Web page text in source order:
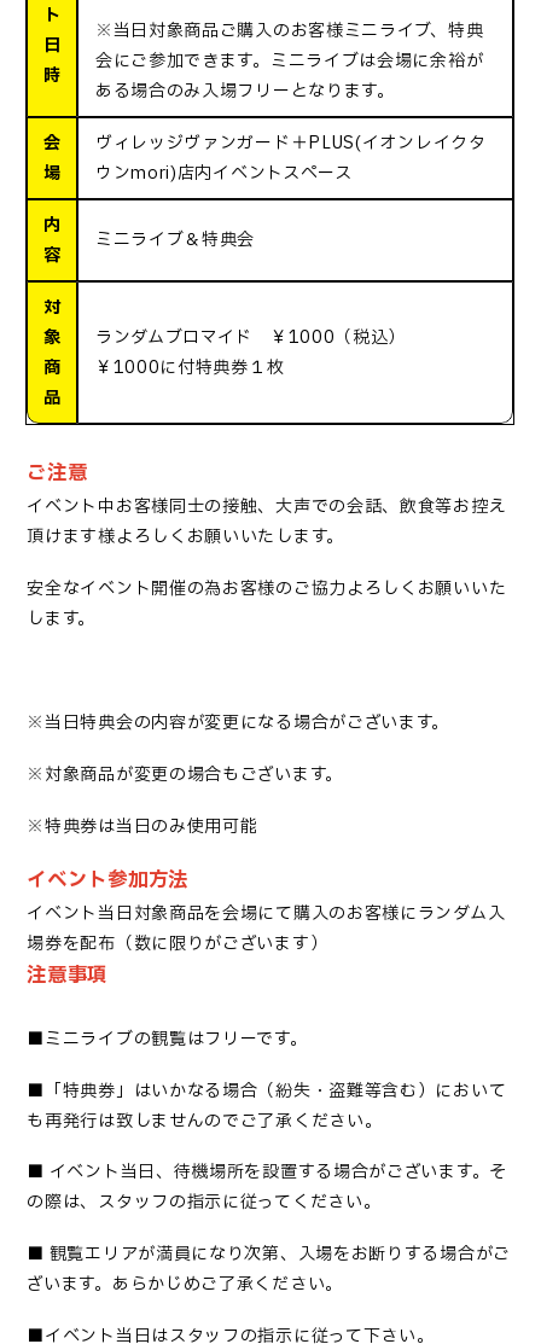
ト
日
時
※当日対象商品ご購入のお客様ミニライブ、特典
会にご参加できます。ミニライブは会場に余裕が
ある場合のみ入場フリーとなります。
会
場
ヴィレッジヴァンガード＋PLUS(イオンレイクタ
ウンmori)店内イベントスペース
内
容
ミニライブ＆特典会
対
象
商
品
ランダムブロマイド ￥1000（税込）
￥1000に付特典券１枚
ご注意
イベント中お客様同士の接触、大声での会話、飲食等お控え
頂けます様よろしくお願いいたします。
安全なイベント開催の為お客様のご協力よろしくお願いいた
します。
※当日特典会の内容が変更になる場合がございます。
※対象商品が変更の場合もございます。
※特典券は当日のみ使用可能
イベント参加方法
イベント当日対象商品を会場にて購入のお客様にランダム入
場券を配布（数に限りがございます）
注意事項
■ミニライブの観覧はフリーです。
■「特典券」はいかなる場合（紛失・盗難等含む）において
も再発行は致しませんのでご了承ください。
■ イベント当日、待機場所を設置する場合がございます。そ
の際は、スタッフの指示に従ってください。
■ 観覧エリアが満員になり次第、入場をお断りする場合がご
ざいます。あらかじめご了承ください。
■イベント当日はスタッフの指示に従って下さい。